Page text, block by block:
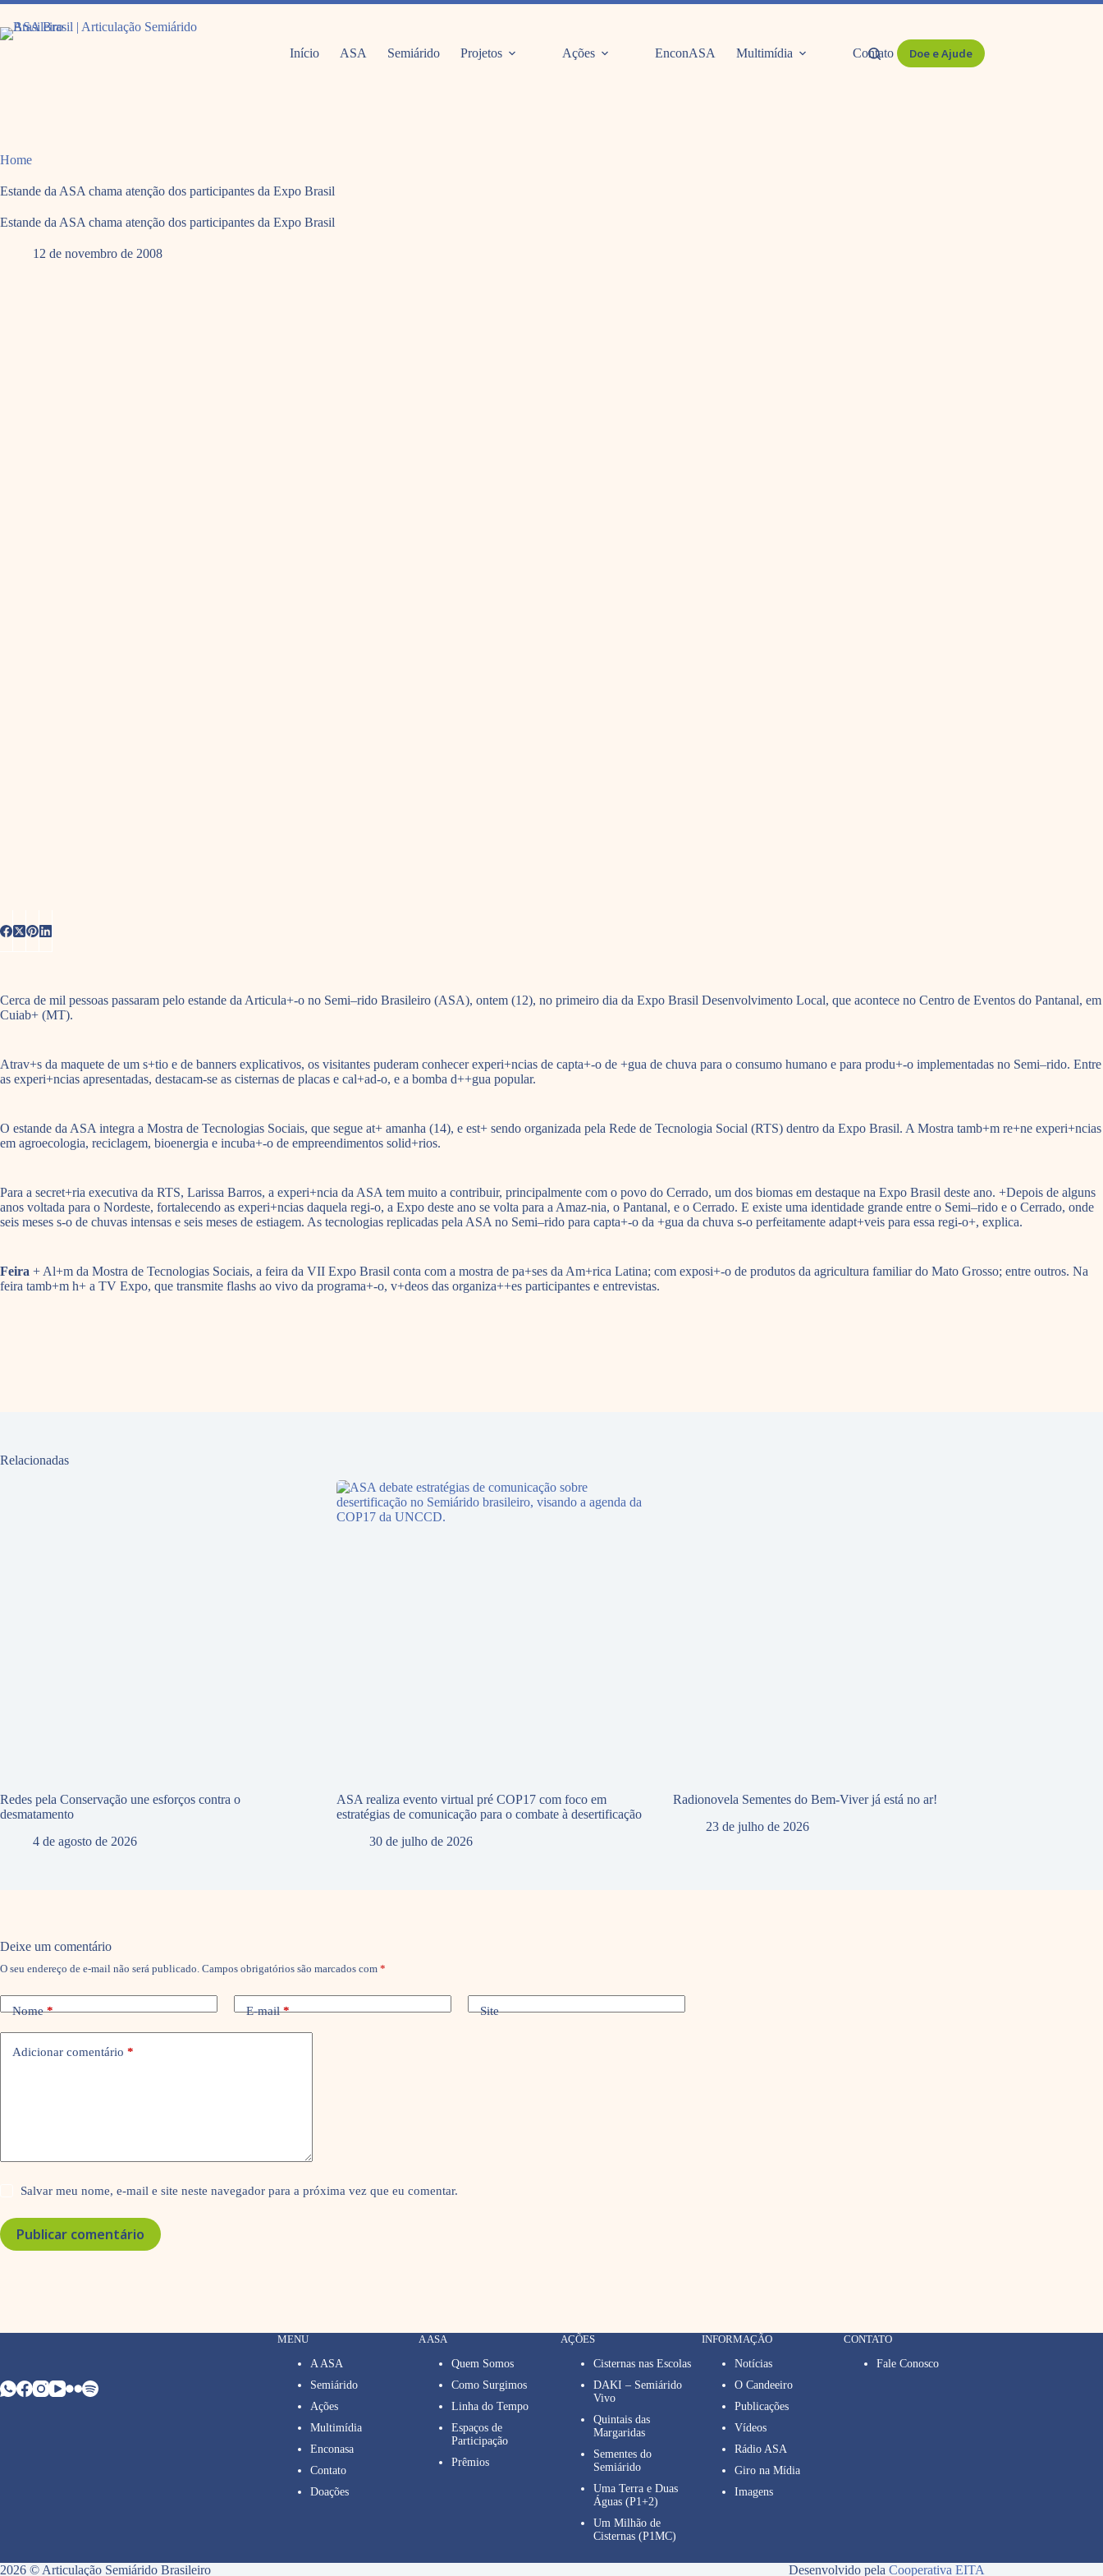
Pular
para
o
Início ASA Semiárido Projetos Ações EnconASA Multimídia Contato Doe e Ajude
Home
Estande da ASA chama atenção dos participantes da Expo Brasil
Estande da ASA chama atenção dos participantes da Expo Brasil
12 de novembro de 2008
Cerca de mil pessoas passaram pelo estande da Articula+-o no Semi–rido Brasileiro (ASA), ontem (12), no primeiro dia da Expo Brasil Desenvolvimento Local, que acontece no Centro de Eventos do Pantanal, em
Cuiab+ (MT).
Atrav+s da maquete de um s+tio e de banners explicativos, os visitantes puderam conhecer experi+ncias de capta+-o de +gua de chuva para o consumo humano e para produ+-o implementadas no Semi–rido. Entre
as experi+ncias apresentadas, destacam-se as cisternas de placas e cal+ad-o, e a bomba d++gua popular.
O estande da ASA integra a Mostra de Tecnologias Sociais, que segue at+ amanha (14), e est+ sendo organizada pela Rede de Tecnologia Social (RTS) dentro da Expo Brasil. A Mostra tamb+m re+ne experi+ncias
em agroecologia, reciclagem, bioenergia e incuba+-o de empreendimentos solid+rios.
Para a secret+ria executiva da RTS, Larissa Barros, a experi+ncia da ASA tem muito a contribuir, principalmente com o povo do Cerrado, um dos biomas em destaque na Expo Brasil deste ano. +Depois de alguns
anos voltada para o Nordeste, fortalecendo as experi+ncias daquela regi-o, a Expo deste ano se volta para a Amaz-nia, o Pantanal, e o Cerrado. E existe uma identidade grande entre o Semi–rido e o Cerrado, onde
seis meses s-o de chuvas intensas e seis meses de estiagem. As tecnologias replicadas pela ASA no Semi–rido para capta+-o da +gua da chuva s-o perfeitamente adapt+veis para essa regi-o+, explica.
Feira + Al+m da Mostra de Tecnologias Sociais, a feira da VII Expo Brasil conta com a mostra de pa+ses da Am+rica Latina; com exposi+-o de produtos da agricultura familiar do Mato Grosso; entre outros. Na
feira tamb+m h+ a TV Expo, que transmite flashs ao vivo da programa+-o, v+deos das organiza++es participantes e entrevistas.
Relacionadas
Redes pela Conservação une esforços contra o
desmatamento
4 de agosto de 2026
ASA realiza evento virtual pré COP17 com foco em
estratégias de comunicação para o combate à desertificação
30 de julho de 2026
Radionovela Sementes do Bem-Viver já está no ar!
23 de julho de 2026
Deixe um comentário
O seu endereço de e-mail não será publicado. Campos obrigatórios são marcados com *
Nome* E-mail* Site
Adicionar comentário *
Salvar meu nome, e-mail e site neste navegador para a próxima vez que eu comentar.
Publicar comentário
MENU
A ASA
Semiárido
Ações
Multimídia
Enconasa
Contato
Doações
A ASA
Quem Somos
Como Surgimos
Linha do Tempo
Espaços de
Participação
Prêmios
AÇÕES
Cisternas nas Escolas
DAKI – Semiárido
Vivo
Quintais das
Margaridas
Sementes do
Semiárido
Uma Terra e Duas
Águas (P1+2)
Um Milhão de
Cisternas (P1MC)
INFORMAÇÃO
Notícias
O Candeeiro
Publicações
Vídeos
Rádio ASA
Giro na Mídia
Imagens
CONTATO
Fale Conosco
2026 © Articulação Semiárido Brasileiro Desenvolvido pela Cooperativa EITA